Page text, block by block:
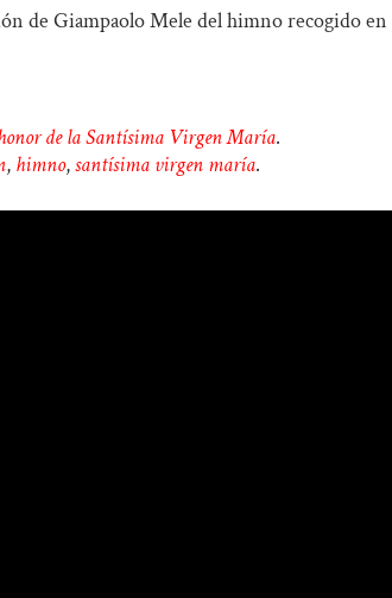
de Giampaolo Mele del himno recogido
de la Santísima Virgen María.
, himno,santísima virgen maría.